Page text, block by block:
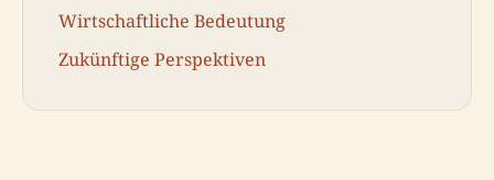
Wirtschaftliche Bedeutung
Zukünftige Perspektiven